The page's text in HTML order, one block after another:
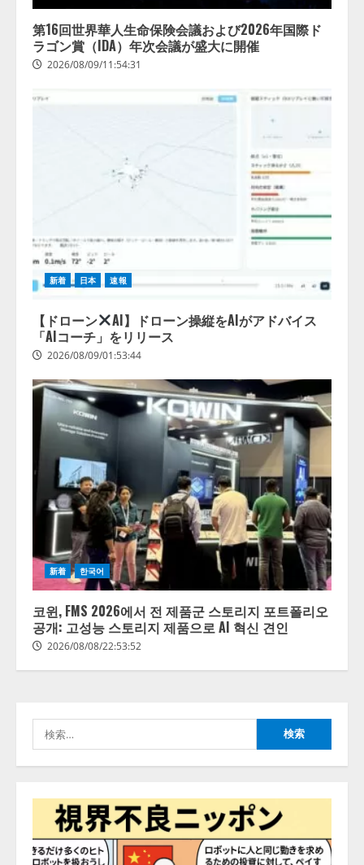
第16回世界華人生命保険会議および2026年国際ド
ラゴン賞（IDA）年次会議が盛大に開催
2026/08/09/11:54:31
新着 日本 速報
【ドローン
AI】ドローン操縦をAIがアドバイス
「AIコーチ」をリリース
2026/08/09/01:53:44
新着 한국어
코윈, FMS 2026에서 전 제품군 스토리지 포트폴리오
공개: 고성능 스토리지 제품으로 AI 혁신 견인
2026/08/08/22:53:52
索:
2
【開催報告】次世代AIプラットフ
ォーム「TAIZA」および新サービ
スに関する記者発表会を開催
2026/08/07/17:53:45
lmessage、MCP接続機能を強化
4
【2026年企業のAI導入・活用に関
きている企業は26.8％。AI導入企
業の68.0％が、自社でのAI導入・
活用は「上手くいっている」と回
答